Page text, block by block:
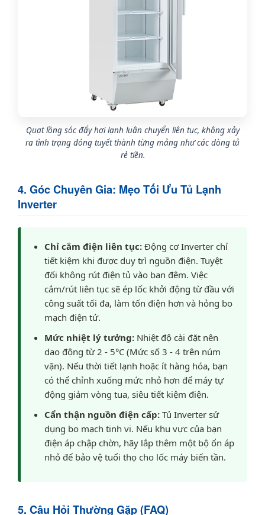
Quạt lồng sóc đẩy hơi lạnh luân chuyển liên tục, không xảy
ra tình trạng đóng tuyết thành từng mảng như các dòng tủ
rẻ tiền.
4. Góc Chuyên Gia: Mẹo Tối Ưu Tủ Lạnh
Inverter
Chỉ cắm điện liên tục: Động cơ Inverter chỉ
tiết kiệm khi được duy trì nguồn điện. Tuyệt
đối không rút điện tủ vào ban đêm. Việc
cắm/rút liên tục sẽ ép lốc khởi động từ đầu với
công suất tối đa, làm tốn điện hơn và hỏng bo
mạch điện tử.
Mức nhiệt lý tưởng: Nhiệt độ cài đặt nên
dao động từ 2 - 5°C (Mức số 3 - 4 trên núm
vặn). Nếu thời tiết lạnh hoặc ít hàng hóa, bạn
có thể chỉnh xuống mức nhỏ hơn để máy tự
động giảm vòng tua, siêu tiết kiệm điện.
Cẩn thận nguồn điện cấp: Tủ Inverter sử
dụng bo mạch tinh vi. Nếu khu vực của bạn
điện áp chập chờn, hãy lắp thêm một bộ ổn áp
nhỏ để bảo vệ tuổi thọ cho lốc máy biến tần.
5. Câu Hỏi Thường Gặp (FAQ)